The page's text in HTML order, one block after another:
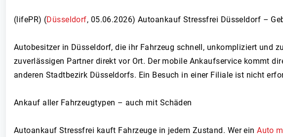
(lifePR) (Düsseldorf, 05.06.2026) Autoankauf Stressfrei Düsseldorf –
Autobesitzer in Düsseldorf, die ihr Fahrzeug schnell, unkompliziert und
zuverlässigen Partner direkt vor Ort. Der mobile Ankaufservice kommt
anderen Stadtbezirk Düsseldorfs. Ein Besuch in einer Filiale ist nicht
Ankauf aller Fahrzeugtypen – auch mit Schäden
Autoankauf Stressfrei kauft Fahrzeuge in jedem Zustand. Wer einAuto